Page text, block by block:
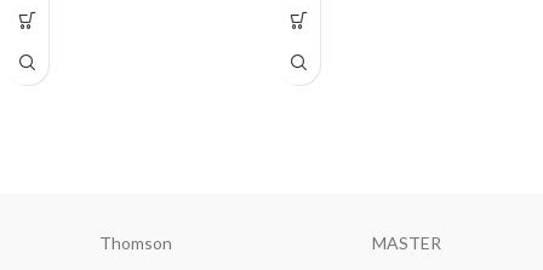
отверстием для подвешивания
легко моется, подходит для
Цвет: чёрный
Thomson MASTER